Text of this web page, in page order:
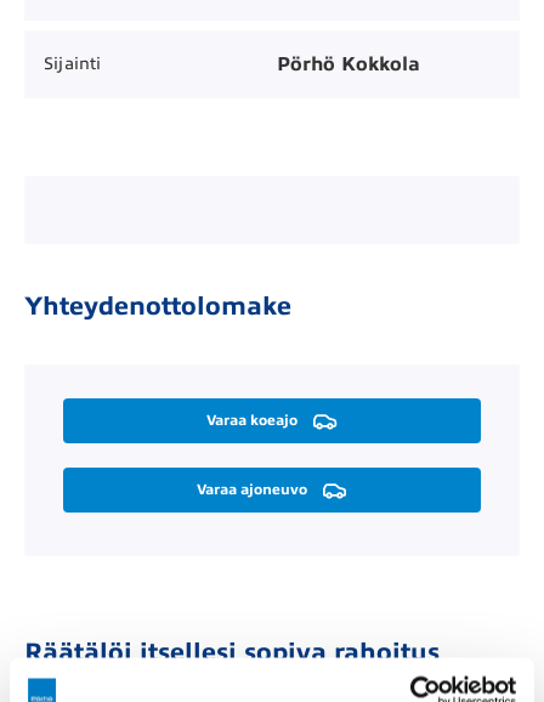
Sijainti Pörhö Kokkola
Yhteydenottolomake
Varaa koeajo
Varaa ajoneuvo
Räätälöi itsellesi sopiva rahoitus